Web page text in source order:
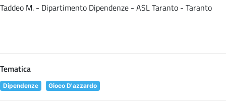
Taddeo M. - Dipartimento Dipendenze - ASL Taranto - Taranto
Tematica
Dipendenze Gioco D'azzardo